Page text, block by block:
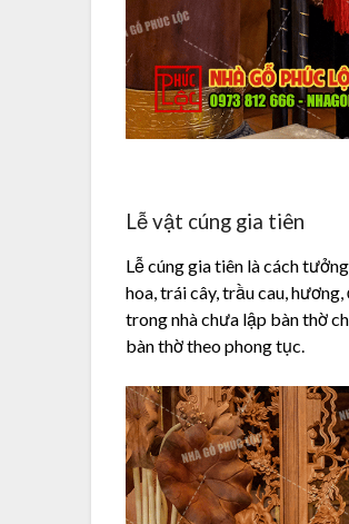
Lễ vật cúng gia tiên
Lễ cúng gia tiên là cách
hoa, trái cây, trầu cau,
trong nhà chưa lập bàn thờ
bàn thờ theo phong tục.